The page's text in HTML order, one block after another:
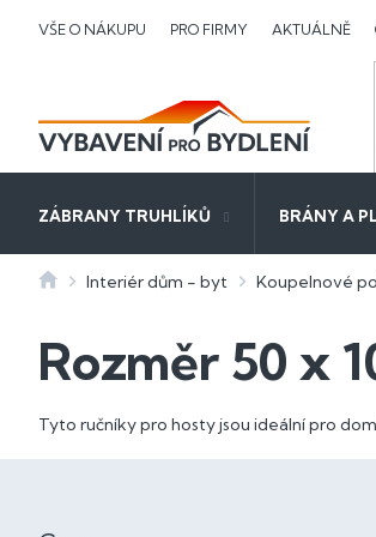
VŠE O NÁKUPU PRO FIRMY AKTUÁLNĚ
ZÁBRANY TRUHLÍKŮ BRÁNY A
DomůInteriér dům - byt Koupelnové
Rozměr 50 x
Tyto ručníky pro hosty jsou ideální pro